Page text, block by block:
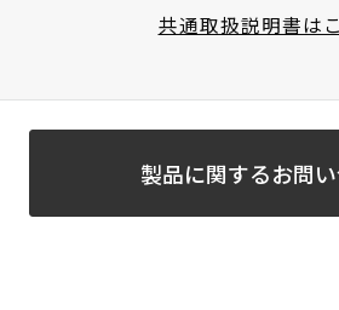
共通取扱説明書は
製品に関するお問